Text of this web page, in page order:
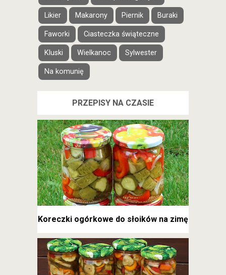
Likier Makarony Piernik Buraki
Faworki Ciasteczka świąteczne
Kluski Wielkanoc Sylwester
Na komunię
PRZEPISY NA CZASIE
Koreczki ogórkowe do słoików na zimę